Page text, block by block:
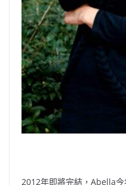
2012年即將完結，Abella